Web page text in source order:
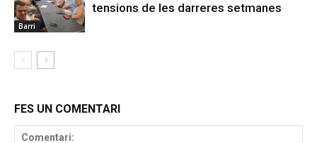
Barri
tensions de les darreres setmanes
FES UN COMENTARI